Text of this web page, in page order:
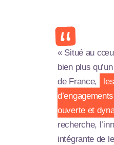
« Situé au
bien plus
de France,
ouverte et
recherche,
intégrante de